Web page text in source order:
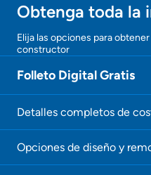
¡Gracias!
¡
n
e
e
Obtenga toda la
Elija las opciones para
constructor
Folleto Digital Gratis
Detalles completos de
Opciones de diseño y